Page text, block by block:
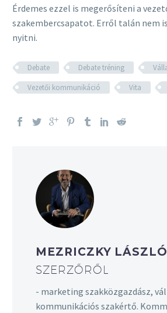
Érdemes ezzel is megerősíteni a
szakembercsapatot. Erről talán nem
nyitni.
Debate Debate tréning
Vezetői kommunikáció
Vita
MEZRICZKY
SZERZŐRŐL
- marketing szakközgazdász,
kommunikációs szakértő.